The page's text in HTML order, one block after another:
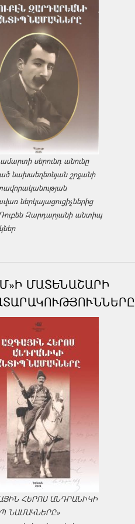
սերունդ անունը
նախաեղեռնյան շրջանի
ներկայացուցիչներից
Ռուբեն Զարդարյանի անտիպ
ՄԱՏԵՆԱՇԱՐԻ
ՀԵՐՈՍ ԱՆԴՐԱՆԻԿԻ
ՆԱՄԱԿՆԵՐԸ»